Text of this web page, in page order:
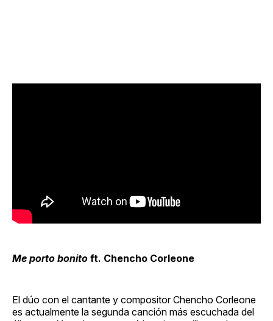
Me porto bonito ft. Chencho Corleone
El dúo con el cantante y compositor Chencho Corleone
es actualmente la segunda canción más escuchada del